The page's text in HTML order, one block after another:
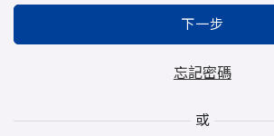
下一步
忘記密碼
或